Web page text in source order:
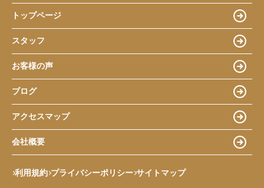
トップページ
スタッフ
お客様の声
ブログ
アクセスマップ
会社概要
利用規約 プライバシーポリシー サイトマップ